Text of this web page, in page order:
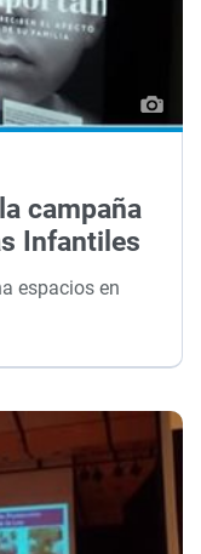
campaña
Infantiles
espacios en